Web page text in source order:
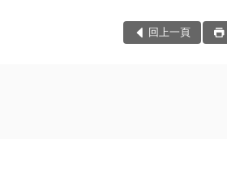
回上一頁